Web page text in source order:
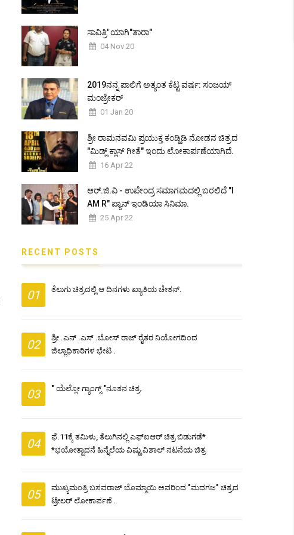
ಸಾವಿತ್ರಿ' ಯಾಗಿ"ತಾರಾ"
04 Nov 20
2019ನನ್ನ ಪಾಲಿಗೆ ಅತ್ಯಂತ ಕೆಟ್ಟ ವರ್ಷ: ಸಂಜಯ್
ಮಂಜ್ರೇಕರ್
01 Jan 20
ಶ್ರೀ ರಾಮನವಮಿ ಪ್ರಯುಕ್ತ ಕಂಡ್ಹಿಡಿ ನೋಡನ ಚಿತ್ರದ
"ಮಿಡ್ಲ್ ಕ್ಲಾಸ್ ಗೀತೆ" ಇಂದು ಲೋಕಾರ್ಪಣೆಯಾಗಿದೆ.
16 Apr 22
ಆರ್.ಜಿ.ವಿ - ಉಪೇಂದ್ರ ಸಮಾಗಮದಲ್ಲಿ ಬರಲಿದೆ "I
AM R" ಪ್ಯಾನ್ ಇಂಡಿಯಾ ಸಿನಿಮಾ.
25 Apr 22
RECENT POSTS
01 ತೆಲುಗು ಚಿತ್ರದಲ್ಲಿ ಆ ದಿನಗಳು ಖ್ಯಾತಿಯ ಚೇತನ್.
02
ಶ್ರೀ .ಎನ್ .ಎಸ್ .ಬೋಸ್ ರಾಜ್ ರೈತರ ನಿಯೋಗದಿಂದ
ಜಿಲ್ಲಾಧಿಕಾರಿಗಳ ಭೇಟಿ .
03 " ಯೆಲ್ಲೋ ಗ್ಯಾಂಗ್ಸ್ "ನೂತನ ಚಿತ್ರ.
04
ಫೆ.11ಕ್ಕೆ ತಮಿಳು, ತೆಲುಗಿನಲ್ಲಿ ಎಫ್​ಐಆರ್ ಚಿತ್ರ ಬಿಡುಗಡೆ*
*ಭಯೋತ್ಪಾದನೆ ಹಿನ್ನೆಲೆಯ ವಿಷ್ಣು ವಿಶಾಲ್ ನಟನೆಯ ಚಿತ್ರ ​
05
ಮುಖ್ಯಮಂತ್ರಿ ಬಸವರಾಜ್ ಬೊಮ್ಮಾಯಿ ಅವರಿಂದ "ಮದಗಜ" ಚಿತ್ರದ
ಟ್ರೇಲರ್ ಲೋಕಾರ್ಪಣೆ .